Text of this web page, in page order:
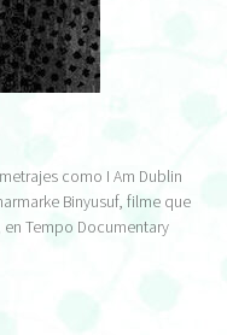
como I Am Dublin
Binyusuf, filme que
Tempo Documentary